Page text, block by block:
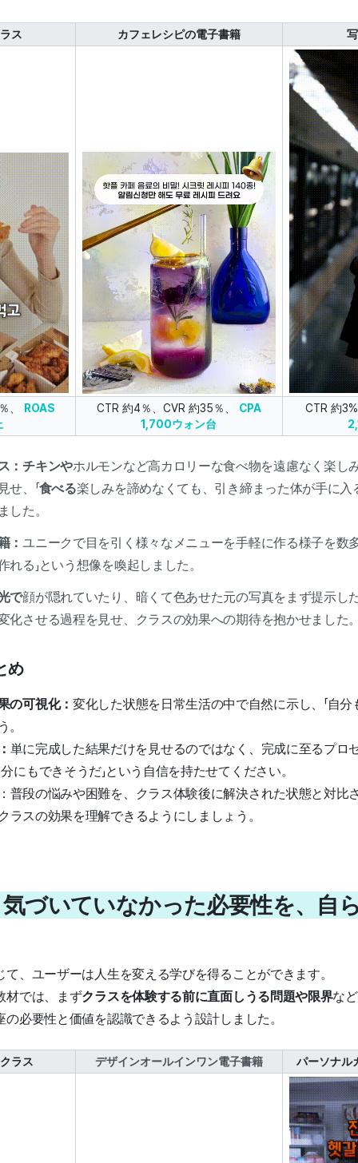
ス カフェレシピの電子書籍
、
ROAS
CTR 約4％、CVR 約35％、 CPA
1,700ウォン台
CTR 約
：チキンやホルモンなど高カロリーな食べ物を遠慮なく楽し
せ、「食べる楽しみを諦めなくても、引き締まった体が手に入
した。
：ユニークで目を引く様々なメニューを手軽に作る様子を数
る」という想像を喚起しました。
で顔が隠れていたり、暗くて色あせた元の写真をまず提示し
化させる過程を見せ、クラスの効果への期待を抱かせました
め
の可視化： 変化した状態を日常生活の中で自然に示し、「自分
う。
単に完成した結果だけを見せるのではなく、完成に至るプロ
にもできそうだ」という自信を持たせてください。
普段の悩みや困難を、クラス体験後に解決された状態と対比
ラスの効果を理解できるようにしましょう。
づいていなかった必要性を、自
、ユーザーは人生を変える学びを得ることができます。
材では、まずクラスを体験する前に直面しうる問題や限界な
の必要性と価値を認識できるよう設計しました。
ラス デザインオールインワン電子書籍 パーソナル